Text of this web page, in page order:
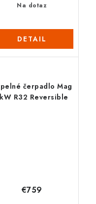
Na dotaz
DETAIL
čerpadlo Mag
R32 Reversible
€759